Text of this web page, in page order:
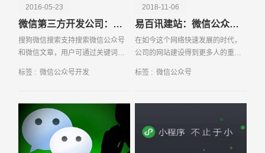
2016-05-23
微信第三方开发公司：微信公众号搜索排名九大规则
搜狗微信搜索支持搜索微信公众号
和微信文章，用户可通过关键词搜
公众号推送的文章；那么有搜索就
法，近易百讯微信第三
标签 : 微信公众号开发
2018-11-06
易百讯建站：微信公众号使用教程介绍
在如今这个网络快速发展的时代，
公司的网站建设得到更多人的重
以后就高枕无忧了呢？
标签 : 微信公众号